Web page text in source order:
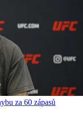
za 60 zápasů